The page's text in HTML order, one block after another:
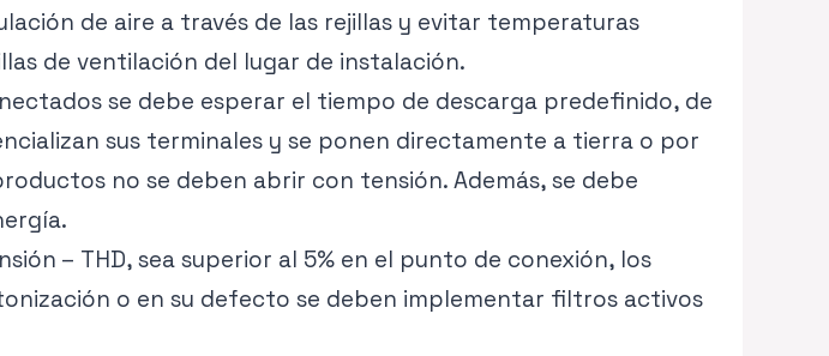
de aire a través de las rejillas y evitar temperaturas
de ventilación del lugar de instalación.
se debe esperar el tiempo de descarga predefinido, de
sus terminales y se ponen directamente a tierra o por
no se deben abrir con tensión. Además, se debe
– THD, sea superior al 5% en el punto de conexión, los
o en su defecto se deben implementar filtros activos